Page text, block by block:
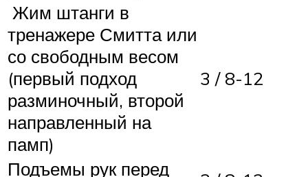
Жим штанги в
тренажере Смитта или
со свободным весом
(первый подход
разминочный, второй
направленный на
памп)
3 / 8-12
Подъемы рук перед